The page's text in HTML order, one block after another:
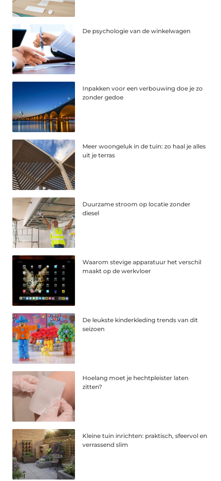
De psychologie van de winkelwagen
Inpakken voor een verbouwing doe je zo
zonder gedoe
Meer woongeluk in de tuin: zo haal je alles
uit je terras
Duurzame stroom op locatie zonder
diesel
Waarom stevige apparatuur het verschil
maakt op de werkvloer
De leukste kinderkleding trends van dit
seizoen
Hoelang moet je hechtpleister laten
zitten?
Kleine tuin inrichten: praktisch, sfeervol en
verrassend slim